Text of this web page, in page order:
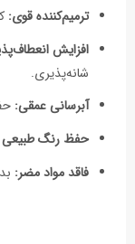
ترمیم‌کننده قوی:
افزایش
شانه‌پذیری.
آبرسانی عمقی:
حفظ رنگ طبیعی
فاقد مواد مضر: